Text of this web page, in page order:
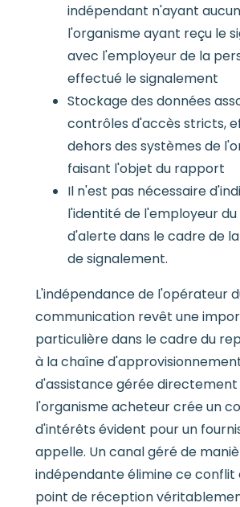
indépendant n'ayant
l'organisme ayant reçu le
avec l'employeur de la
effectué le signalement
Stockage des données
contrôles d'accès stricts,
dehors des systèmes de
faisant l'objet du rapport
Il n'est pas nécessaire
l'identité de l'employeur
d'alerte dans le cadre de
de signalement.
L'indépendance de l'opérateur
communication revêt une
particulière dans le cadre du
à la chaîne
d'assistance gérée
l'organisme acheteur crée un
d'intérêts évident pour un
appelle. Un canal géré de
indépendante élimine ce conflit
point de réception